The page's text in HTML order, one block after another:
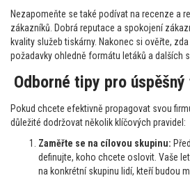
Nezapomeňte se také podívat na recenze a
zákazníků. Dobrá reputace a spokojení
kvality služeb tiskárny. Nakonec si ověřte,
požadavky ohledně formátu letáků a dalších
Odborné tipy pro
Pokud chcete efektivně propagovat svou
důležité dodržovat několik klíčových pravidel:
Zaměřte se na cílovou skupinu:
definujte, koho chcete oslovit. Vaše
na konkrétní skupinu lidí, kteří budou